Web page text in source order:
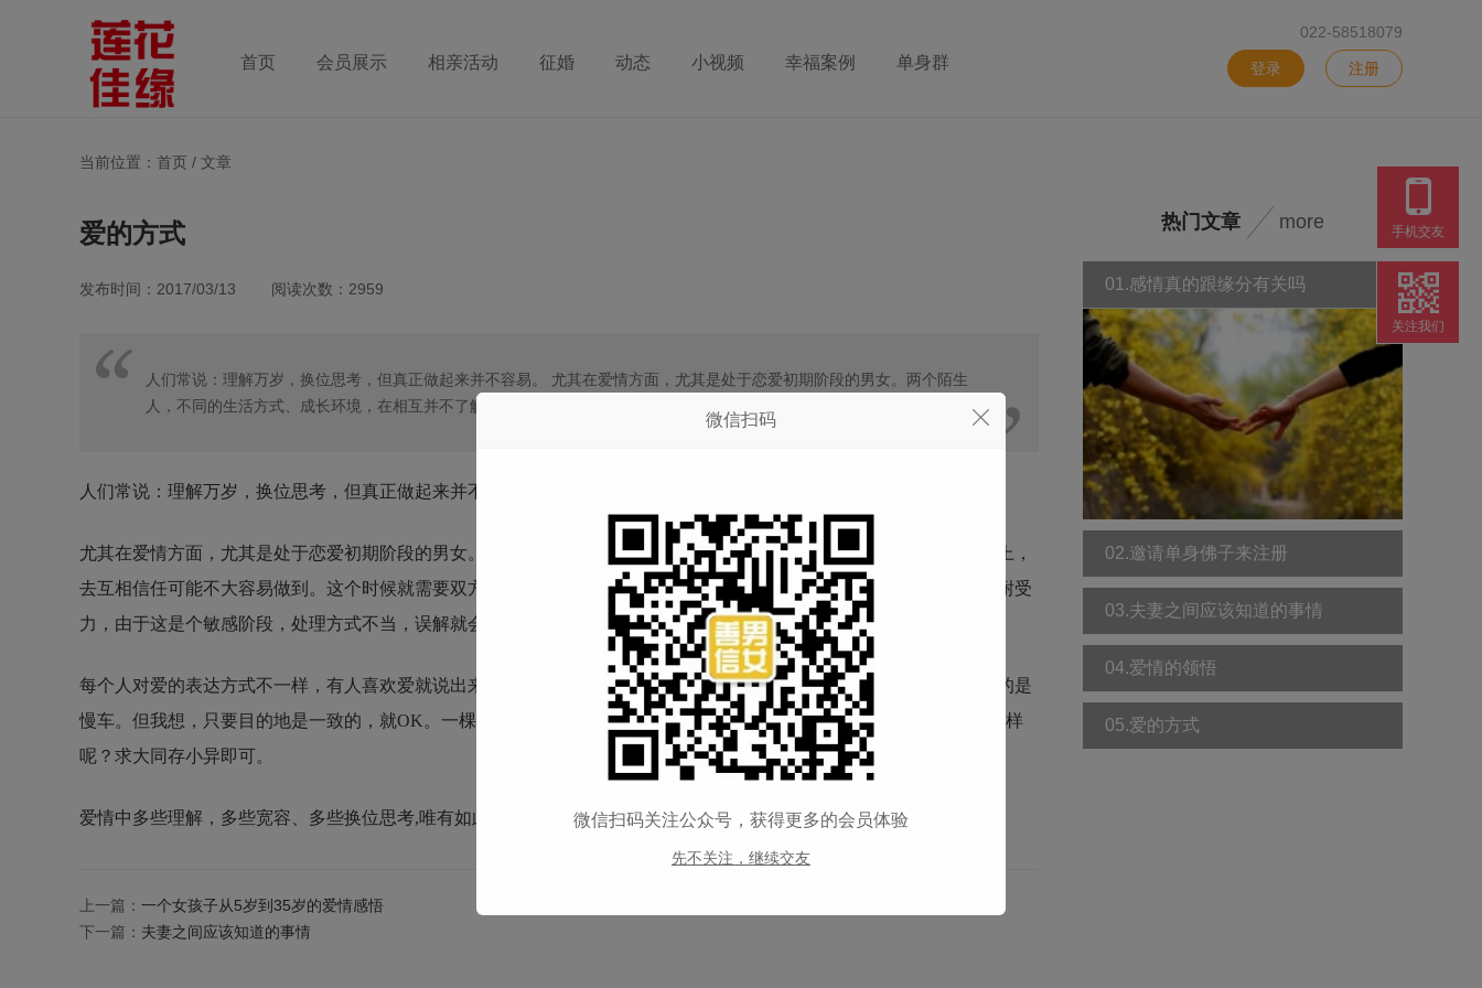
首页 会员展示 相亲活动 征婚 动态 小视频 幸福案例 单身群
022-58518079
登录 注册
当前位置：首页 / 文章
爱的方式
发布时间：2017/03/13 阅读次数：2959
人们常说：理解万岁，换位思考，但真正做起来并不容易。 尤其在爱情方面，尤其是处于恋爱初期阶段的男女。两个陌生
人，不同的生活方式、成长环境，在相互并不了解的基础上
人们常说：理解万岁，换位思考，但真正做起来并不容易。
尤其在爱情方面，尤其是处于恋爱初期阶段的男女。两个陌生人，不同的生活方式、成长环境，在相互并不了解的基础上，
去互相信任可能不大容易做到。这个时候就需要双方换位思考，善意的去理解对方的行为，不要故弄玄虚去考验对方的耐受
力，由于这是个敏感阶段，处理方式不当，误解就会大行其道。因此双方尽量避免去做让对方容易产生误解的事情。
每个人对爱的表达方式不一样，有人喜欢爱就说出来，而有的人不善于表达。在爱的旅途中，有人坐的是动车，有人坐的是
慢车。但我想，只要目的地是一致的，就OK。一棵树上还没有完全相同的两片叶子，又怎能要求两个人所思所想完全一样
呢？求大同存小异即可。
爱情中多些理解，多些宽容、多些换位思考,唯有如此，才不会在对的时间错过了对的人，留下一生的遗憾。
上一篇： 一个女孩子从5岁到35岁的爱情感悟
下一篇： 夫妻之间应该知道的事情
热门文章 more
01.感情真的跟缘分有关吗
02.邀请单身佛子来注册
03.夫妻之间应该知道的事情
04.爱情的领悟
05.爱的方式
手机交友
关注我们
微信扫码
微信扫码关注公众号，获得更多的会员体验
先不关注，继续交友